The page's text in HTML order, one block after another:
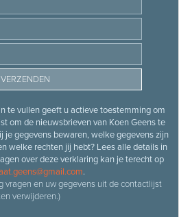
te vullen geeft u actieve toestemming om
om de nieuwsbrieven van Koen Geens te
je gegevens bewaren, welke gegevens zijn
welke rechten jij hebt? Lees alle details in
over deze verklaring kan je terecht op
.
vragen en uw gegevens uit de contactlijst
verwijderen.)